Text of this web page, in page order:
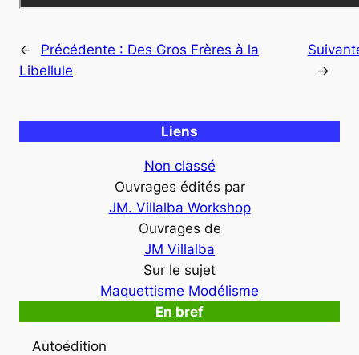
← Précédente : Des Gros Frères à la
Libellule
→
Liens
Non classé
Ouvrages édités par
JM. Villalba Workshop
Ouvrages de
JM Villalba
Sur le sujet
Maquettisme Modélisme
En bref
Autoédition